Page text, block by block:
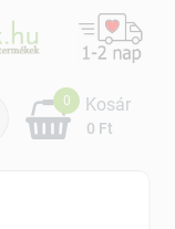
0
0 Ft
Kosár